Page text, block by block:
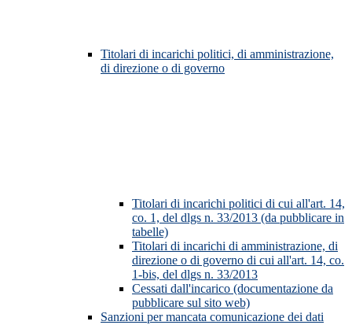
Titolari di incarichi politici, di amministrazione,
di direzione o di governo
Titolari di incarichi politici di cui all'art. 14,
co. 1, del dlgs n. 33/2013 (da pubblicare in
tabelle)
Titolari di incarichi di amministrazione, di
direzione o di governo di cui all'art. 14, co.
1-bis, del dlgs n. 33/2013
Cessati dall'incarico (documentazione da
pubblicare sul sito web)
Sanzioni per mancata comunicazione dei dati